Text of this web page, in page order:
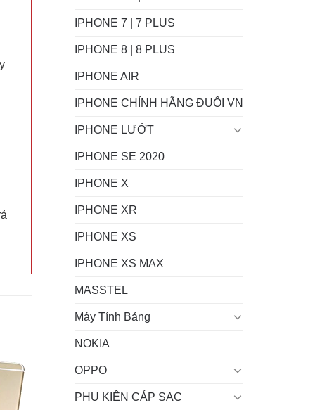
IPHONE 7 | 7 PLUS
IPHONE 8 | 8 PLUS
IPHONE AIR
IPHONE CHÍNH HÃNG ĐUÔI VN
IPHONE LƯỚT
IPHONE SE 2020
IPHONE X
IPHONE XR
IPHONE XS
IPHONE XS MAX
MASSTEL
Máy Tính Bảng
NOKIA
OPPO
PHỤ KIỆN CÁP SẠC